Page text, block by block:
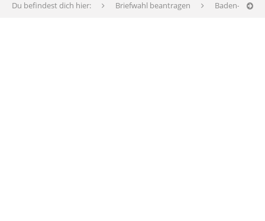
Du befindest dich hier: Briefwahl beantragen Baden-